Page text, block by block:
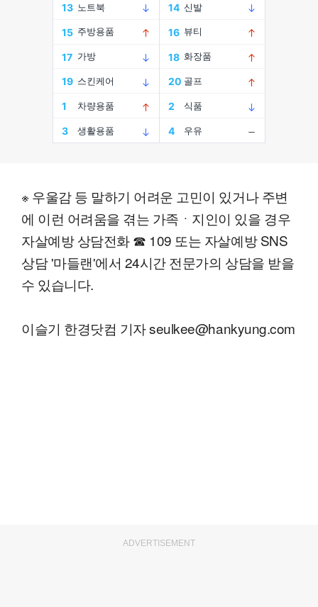
※ 우울감 등 말하기 어려운 고민이 있거나 주변
에 이런 어려움을 겪는 가족ㆍ지인이 있을 경우
자살예방 상담전화 ☎ 109 또는 자살예방 SNS
상담 '마들랜'에서 24시간 전문가의 상담을 받을
수 있습니다.
이슬기 한경닷컴 기자 seulkee@hankyung.com
ADVERTISEMENT